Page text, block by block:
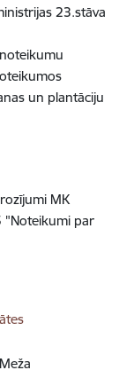
23.stāva
un plantāciju
MK
"Noteikumi par